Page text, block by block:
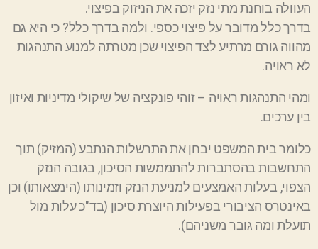
העוולה בוחנת מתי נזק יזכה את הניזוק בפיצוי.
בדרך כלל מדובר על פיצוי כספי. ולמה בדרך כלל? כי היא גם
מהווה גורם מרתיע לצד הפיצוי שכן מטרתה למנוע התנהגות
לא ראויה.
ומהי התנהגות ראויה–זוהי פונקציה של שיקולי מדיניות ואיזון
בין ערכים.
כלומר בית המשפט יבחן את התרשלות הנתבע (המזיק) תוך
התחשבות בהסתברות להתממשות הסיכון, בגובה הנזק
הצפוי, בעלות האמצעים למניעת הנזק וזמינותו (הימצאותו) וכן
באינטרס הציבורי בפעילות היוצרת סיכון (בד"כ עלות מול
תועלת ומה גובר משניהם).